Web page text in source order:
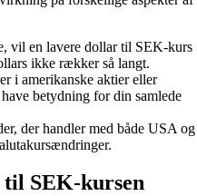
vil en lavere dollar til SEK-kurs
ikke rækker så langt.
i amerikanske aktier eller
betydning for din samlede
der handler med både USA og
til SEK-kursen